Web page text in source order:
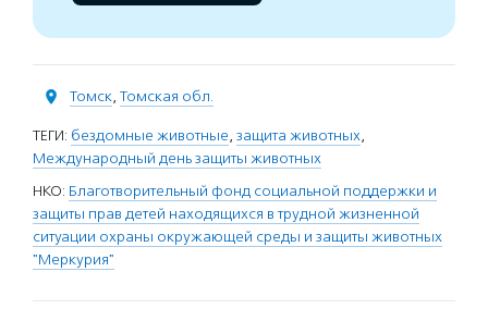
Томск, Томская обл.
ТЕГИ: бездомные животные, защита животных,
Международный день защиты животных
НКО: Благотворительный фонд социальной поддержки и
защиты прав детей находящихся в трудной жизненной
ситуации охраны окружающей среды и защиты животных
"Меркурия"